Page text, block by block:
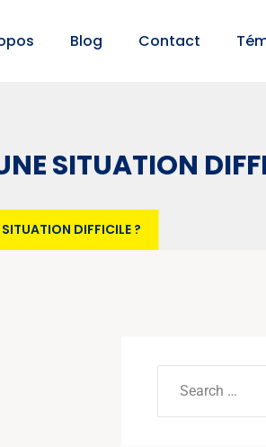
Blog Contact
SITUATION
SITUATION DIFFICILE ?